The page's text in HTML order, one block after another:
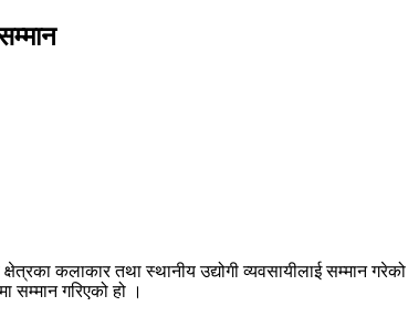
कलाकार तथा स्थानीय उद्योगी व्यवसायीलाई सम्मान
सम्मान गरिएको हो ।